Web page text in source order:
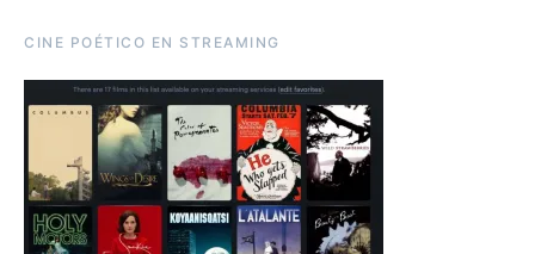
CINE POÉTICO EN STREAMING